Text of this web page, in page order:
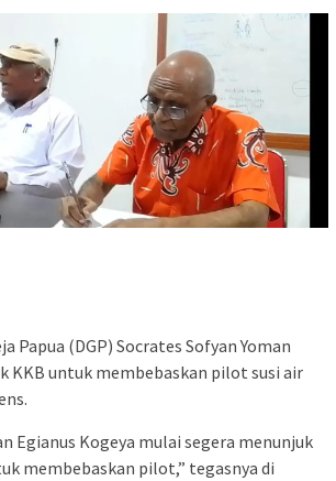
Papua (DGP) Socrates Sofyan Yoman
KKB untuk membebaskan pilot susi air
Egianus Kogeya mulai segera menunjuk
membebaskan pilot,” tegasnya di